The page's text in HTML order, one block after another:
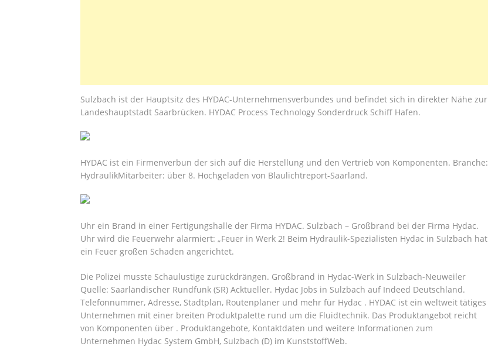
Sulzbach ist der Hauptsitz des HYDAC-Unternehmensverbundes und befindet sich in direkter Nähe zur
Landeshauptstadt Saarbrücken. HYDAC Process Technology Sonderdruck Schiff Hafen.
HYDAC ist ein Firmenverbun der sich auf die Herstellung und den Vertrieb von Komponenten. Branche‎:
‎HydraulikMitarbeiter‎: ‎über 8. Hochgeladen von Blaulichtreport-Saarland.
Uhr ein Brand in einer Fertigungshalle der Firma HYDAC. Sulzbach – Großbrand bei der Firma Hydac.
Uhr wird die Feuerwehr alarmiert: „Feuer in Werk 2! Beim Hydraulik-Spezialisten Hydac in Sulzbach hat
ein Feuer großen Schaden angerichtet.
Die Polizei musste Schaulustige zurückdrängen. Großbrand in Hydac-Werk in Sulzbach-Neuweiler
Quelle: Saarländischer Rundfunk (SR) Acktueller. Hydac Jobs in Sulzbach auf Indeed Deutschland.
Telefonnummer, Adresse, Stadtplan, Routenplaner und mehr für Hydac . HYDAC ist ein weltweit tätiges
Unternehmen mit einer breiten Produktpalette rund um die Fluidtechnik. Das Produktangebot reicht
von Komponenten über . Produktangebote, Kontaktdaten und weitere Informationen zum
Unternehmen Hydac System GmbH, Sulzbach (D) im KunststoffWeb.